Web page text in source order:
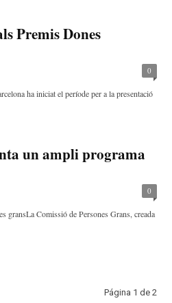
Premis Dones
0
ha iniciat el període per a la presentació
un ampli programa
0
gransLa Comissió de Persones Grans, creada
Página 1 de 2